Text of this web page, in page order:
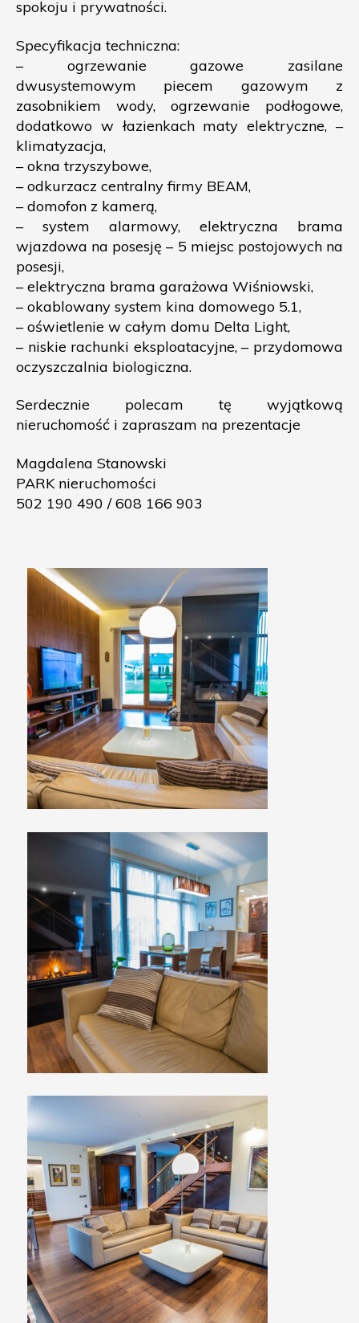
spokoju i prywatności.
Specyfikacja techniczna:
– ogrzewanie gazowe zasilane
dwusystemowym piecem gazowym z
zasobnikiem wody, ogrzewanie podłogowe,
dodatkowo w łazienkach maty elektryczne, –
klimatyzacja,
– okna trzyszybowe,
– odkurzacz centralny firmy BEAM,
– domofon z kamerą,
– system alarmowy, elektryczna brama
wjazdowa na posesję – 5 miejsc postojowych na
posesji,
– elektryczna brama garażowa Wiśniowski,
– okablowany system kina domowego 5.1,
– oświetlenie w całym domu Delta Light,
– niskie rachunki eksploatacyjne, – przydomowa
oczyszczalnia biologiczna.
Serdecznie polecam tę wyjątkową
nieruchomość i zapraszam na prezentacje
Magdalena Stanowski
PARK nieruchomości
502 190 490 / 608 166 903